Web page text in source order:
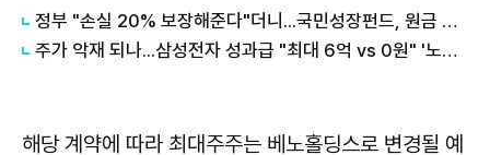
정부 "손실 20% 보장해준다"더니...국민성장펀드, 원금 손실 시작됐다
주가 악재 되나...삼성전자 성과급 "최대 6억 vs 0원" '노노갈등' 터진 이유
해당 계약에 따라 최대주주는 베노홀딩스로 변경될 예